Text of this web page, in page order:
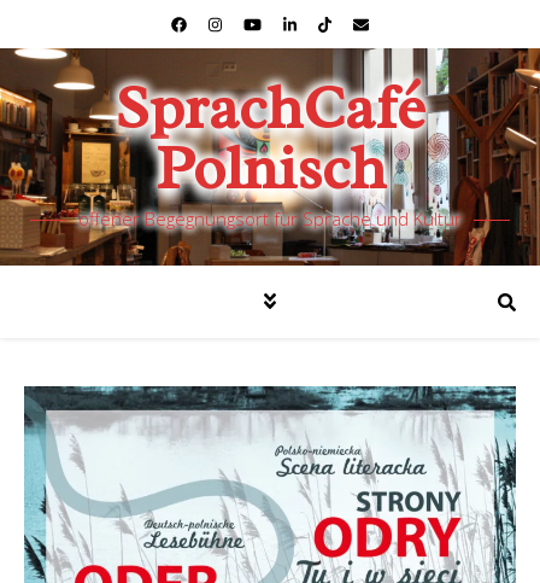
SprachCafé
Polnisch
offener Begegnungsort für Sprache und Kultur